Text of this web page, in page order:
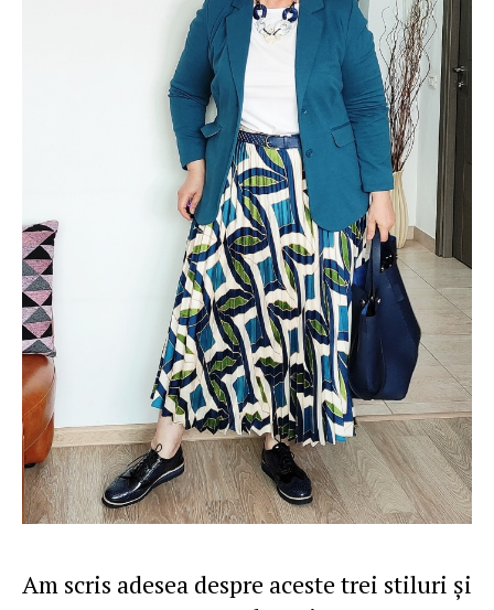
Am scris adesea despre aceste trei stiluri şi